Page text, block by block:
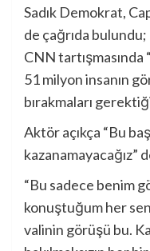
Sadık Demokrat,
de çağrıda
CNN
51 milyon insanın
bırakmaları
Aktör açıkça “Bu
kazanamayacağız”
“Bu sadece benim
konuştuğum her
valinin görüşü bu.